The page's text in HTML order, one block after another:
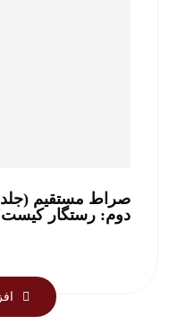
صراط مستقیم
دوم: رستگار